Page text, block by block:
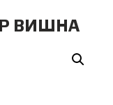
ВИШНА